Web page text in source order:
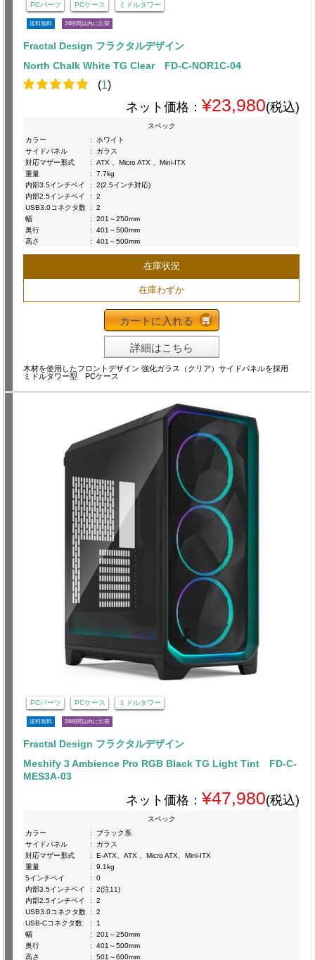
PCパーツ PCケース ミドルタワー
送料無料 24時間以内に出荷
Fractal Design フラクタルデザイン
North Chalk White TG Clear FD-C-NOR1C-04
(1)
ネット価格： ¥23,980(税込)
スペック
カラー
:
ホワイト
サイドパネル
:
ガラス
対応マザー形式
:
ATX 、Micro ATX 、Mini-ITX
重量
:
7.7kg
内部3.5インチベイ
:
2(2.5インチ対応)
内部2.5インチベイ
:
2
USB3.0コネクタ数 :
2
幅
:
201～250mm
奥行
:
401～500mm
高さ
: 401～500mm
在庫状況
在庫わずか
カートに入れる
詳細はこちら
木材を使用したフロントデザイン 強化ガラス（クリア）サイドパネルを採用
ミドルタワー型 PCケース
PCパーツ PCケース ミドルタワー
送料無料 24時間以内に出荷
Fractal Design フラクタルデザイン
Meshify 3 Ambience Pro RGB Black TG Light Tint FD-C-
MES3A-03
ネット価格： ¥47,980(税込)
スペック
カラー
:
ブラック系
サイドパネル
:
ガラス
対応マザー形式
:
E-ATX、ATX 、Micro ATX、Mini-ITX
重量
:
9.1kg
5インチベイ
:
0
内部3.5インチベイ
:
2(注11)
内部2.5インチベイ
:
2
USB3.0コネクタ数 :
2
USB-Cコネクタ数
:
1
幅
:
201～250mm
奥行
:
401～500mm
高さ
: 501～600mm